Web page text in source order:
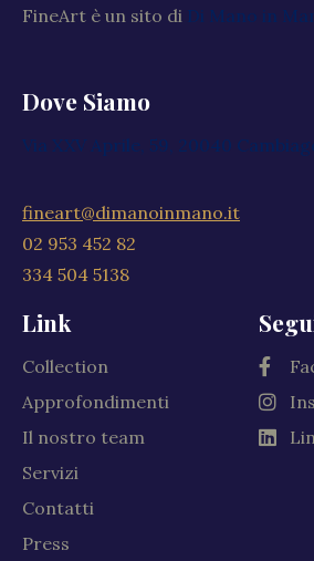
FineArt è un sito di Di Mano in
Dove Siamo
Via XXV Aprile, 59, 20040
fineart@dimanoinmano.it
02 953 452 82
334 504 5138
Link
Collection
Approfondimenti
Il nostro team
Servizi
Contatti
Press